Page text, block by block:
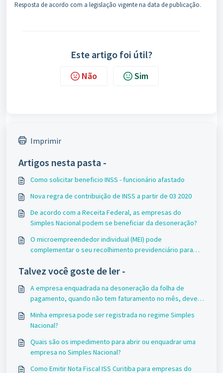
Resposta de acordo com a legislação vigente na data de publicação.
Este artigo foi útil?
Não Sim
Imprimir
Artigos nesta pasta -
Como solicitar beneficio INSS - funcionário afastado
Nova regra de contribuição de INSS a partir de 03 2020
De acordo com a Receita Federal, as empresas do
Simples Nacional podem se beneficiar da desoneração?
O microempreendedor individual (MEI) pode
complementar o seu recolhimento previdenciário para
de contribuição?
Talvez você goste de ler -
A empresa enquadrada na desoneração da folha de
pagamento, quando não tem faturamento no mês, deve
salário-de-contribuição de seus empregados?
Minha empresa pode ser registrada no regime Simples
Nacional?
Quais são os impedimento para abrir ou enquadrar uma
empresa no Simples Nacional?
Como Emitir Nota Fiscal ISS Curitiba para empresas do